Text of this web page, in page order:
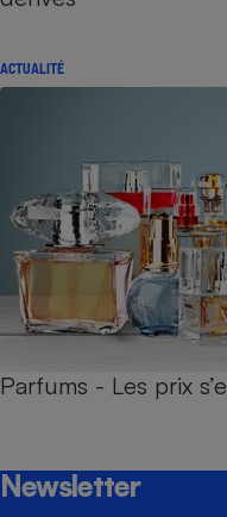
ACTUALITÉ
Parfums - Les prix
Newsletter